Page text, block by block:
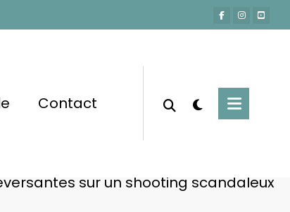
Contact
sur un shooting scandaleux